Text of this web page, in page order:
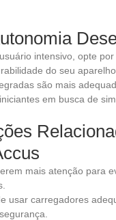
intensivo, opte
do seu aparelho.
são mais
em busca de
mais atenção para
usar carregadores